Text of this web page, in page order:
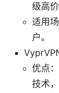
级高
适用
户。
优点
技术